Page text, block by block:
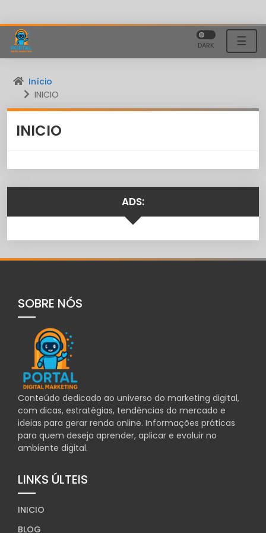
☰
DARK
Início
INICIO
INICIO
ADS:
SOBRE NÓS
Conteúdo dedicado ao universo do marketing digital,
com dicas, estratégias, tendências do mercado e
ideias para gerar renda online. Informações práticas
para quem deseja aprender, aplicar e evoluir no
ambiente digital.
LINKS ÚLTEIS
INICIO
BLOG